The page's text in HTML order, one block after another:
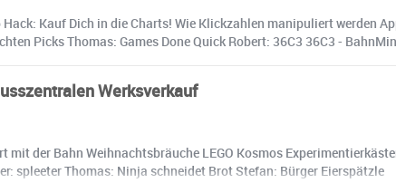
Hack: Kauf Dich in die Charts! Wie Klickzahlen manipuliert werden
Picks Thomas: Games Done Quick Robert: 36C3 36C3 -
Werksverkauf
mit der Bahn Weihnachtsbräuche LEGO Kosmos
spleeter Thomas: Ninja schneidet Brot Stefan: Bürger Eierspätzle